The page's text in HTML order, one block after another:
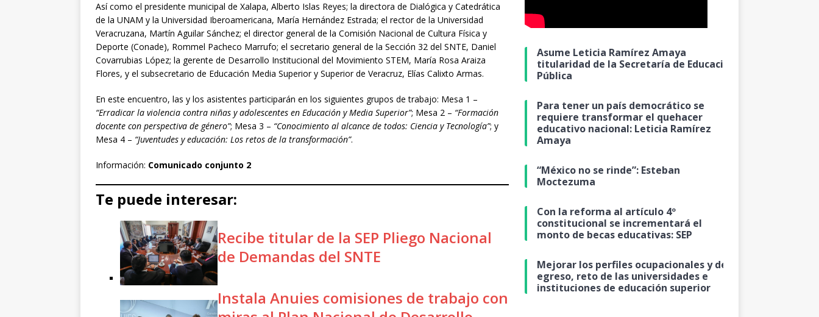
Así como el presidente municipal de Xalapa, Alberto Islas Reyes; la directora de Dialógica y Catedrática
de la UNAM y la Universidad Iberoamericana, María Hernández Estrada; el rector de la Universidad
Veracruzana, Martín Aguilar Sánchez; el director general de la Comisión Nacional de Cultura Física y
Deporte (Conade), Rommel Pacheco Marrufo; el secretario general de la Sección 32 del SNTE, Daniel
Covarrubias López; la gerente de Desarrollo Institucional del Movimiento STEM, María Rosa Araiza
Flores, y el subsecretario de Educación Media Superior y Superior de Veracruz, Elías Calixto Armas.
En este encuentro, las y los asistentes participarán en los siguientes grupos de trabajo: Mesa 1 –
“Erradicar la violencia contra niñas y adolescentes en Educación y Media Superior”; Mesa 2 – “Formación
docente con perspectiva de género”; Mesa 3 – “Conocimiento al alcance de todos: Ciencia y Tecnología”; y
Mesa 4 – “Juventudes y educación: Los retos de la transformación”.
Información: Comunicado conjunto 2
Te puede interesar:
Recibe titular de la SEP Pliego Nacional
de Demandas del SNTE
Instala Anuies comisiones de trabajo con
Asume Leticia Ramírez Amaya
titularidad de la Secretaría de Educación
Pública
Para tener un país democrático se
requiere transformar el quehacer
educativo nacional: Leticia Ramírez
Amaya
“México no se rinde”: Esteban
Moctezuma
Con la reforma al artículo 4º
constitucional se incrementará el
monto de becas educativas: SEP
Mejorar los perfiles ocupacionales y de
egreso, reto de las universidades e
instituciones de educación superior